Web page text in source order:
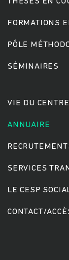
FORMATIONS
PÔLE
SÉMINAIRES
VIE DU CENTRE
ANNUAIRE
SERVICES
LE CESP
CONTACT/